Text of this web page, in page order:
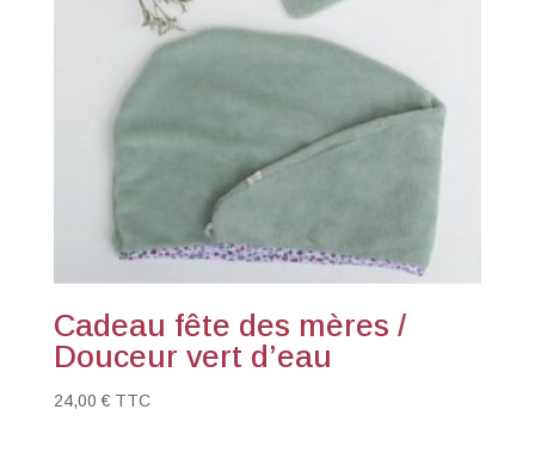
Cadeau fête des mères /
Douceur vert d’eau
24,00€ TTC